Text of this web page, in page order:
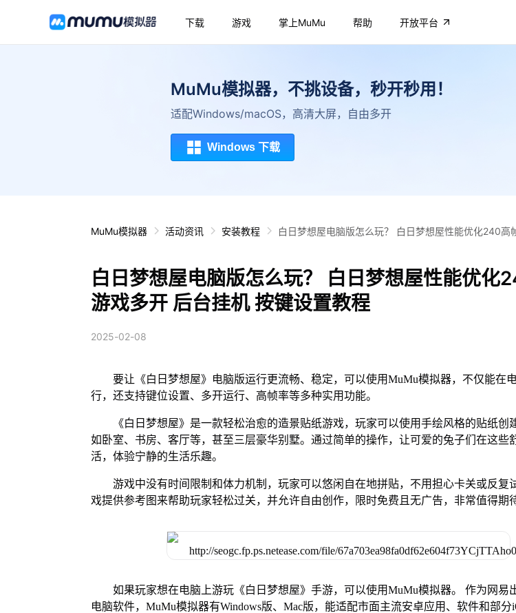
下载 游戏 掌上MuMu 帮助 开放平台
MuMu模拟器，不挑设备，秒开秒用！
适配Windows/macOS，高清大屏，自由多开
Windows 下载
MuMu模拟器 活动资讯 安装教程 白日梦想屋电脑版怎么玩？ 白日梦想屋性能优化240高
白日梦想屋电脑版怎么玩？ 白日梦想屋性能优化
游戏多开 后台挂机 按键设置教程
2025-02-08
要让《白日梦想屋》电脑版运行更流畅、稳定，可以使用MuMu模拟器，不仅能在
行，还支持键位设置、多开运行、高帧率等多种实用功能。
《白日梦想屋》是一款轻松治愈的造景贴纸游戏，玩家可以使用手绘风格的贴纸创
如卧室、书房、客厅等，甚至三层豪华别墅。通过简单的操作，让可爱的兔子们在这些
活，体验宁静的生活乐趣。
游戏中没有时间限制和体力机制，玩家可以悠闲自在地拼贴，不用担心卡关或反复
戏提供参考图来帮助玩家轻松过关，并允许自由创作，限时免费且无广告，非常值得期
如果玩家想在电脑上游玩《白日梦想屋》手游，可以使用MuMu模拟器。 作为网易
电脑软件，MuMu模拟器有Windows版、Mac版，能适配市面主流安卓应用、软件和部分